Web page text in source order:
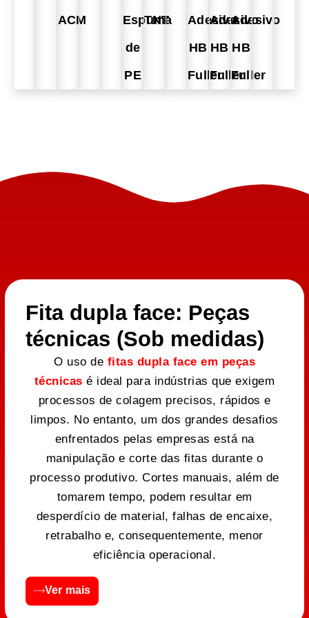
ACM
Espuma
de
PE
TNT
Adesivo
HB
Fuller
Adesivo
HB
Fuller
Adesivo
HB
Fuller
Fita dupla face: Peças
técnicas (Sob medidas)
O uso de fitas dupla face em peças
técnicas é ideal para indústrias que exigem
processos de colagem precisos, rápidos e
limpos. No entanto, um dos grandes desafios
enfrentados pelas empresas está na
manipulação e corte das fitas durante o
processo produtivo. Cortes manuais, além de
tomarem tempo, podem resultar em
desperdício de material, falhas de encaixe,
retrabalho e, consequentemente, menor
eficiência operacional.
Ver mais